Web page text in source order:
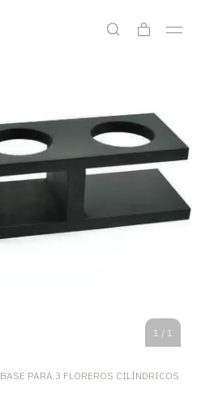
1 / 1
BASE PARA 3 FLOREROS CILÍNDRICOS